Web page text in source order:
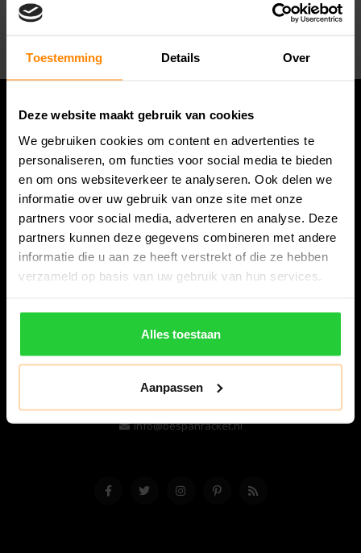
Toestemming Details Over
Deze website maakt gebruik van cookies
We gebruiken cookies om content en advertenties te
personaliseren, om functies voor social media te bieden
en om ons websiteverkeer te analyseren. Ook delen we
informatie over uw gebruik van onze site met onze
partners voor social media, adverteren en analyse. Deze
partners kunnen deze gegevens combineren met andere
informatie die u aan ze heeft verstrekt of die ze hebben
verzameld op basis van uw gebruik van hun services.
Alles toestaan
Aanpassen
Abonneer
Bespanracket.nl is dé racketspecialist van Lelystad en
omstreken.
Snijdersstraat 6
8224 AA Lelystad
Nederland
06-57276080
info@bespanracket.nl